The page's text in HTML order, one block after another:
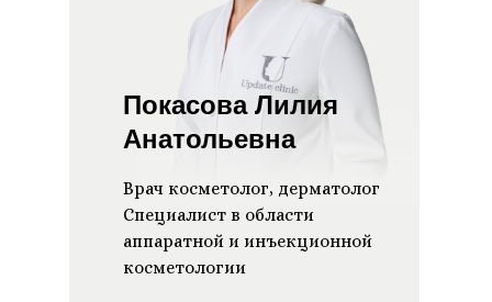
Покасова Лилия
Анатольевна
Врач косметолог, дерматолог
Специалист в области
аппаратной и инъекционной
косметологии